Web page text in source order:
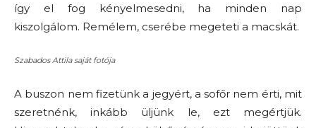
így el fog kényelmesedni, ha minden nap
kiszolgálom. Remélem, cserébe megeteti a macskát.
Szabados Attila saját fotója
A buszon nem fizetünk a jegyért, a sofőr nem érti, mit
szeretnénk, inkább üljünk le, ezt megértjük.